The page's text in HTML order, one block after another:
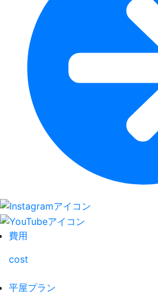
費用
cost
平屋プラン